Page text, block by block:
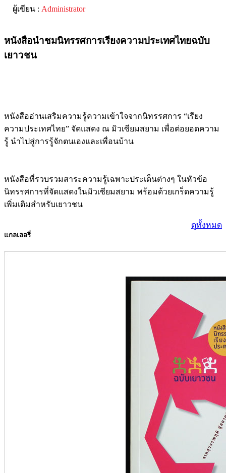
ผู้เขียน : Administrator
หนังสือนำชมนิทรรศการเรียงความประเทศไทยฉบับ
เยาวชน
หนังสืออ่านเสริมความรู้ความเข้าใจจากนิทรรศการ “เรียง
ความประเทศไทย” จัดแสดง ณ มิวเซียมสยาม เพื่อต่อยอดความ
รู้ นำไปสู่การรู้จักตนเองและเพื่อนบ้าน
หนังสือที่รวบรวมสาระความรู้เฉพาะประเด็นต่างๆ ในหัวข้อ
นิทรรศการที่จัดแสดงในมิวเซียมสยาม พร้อมด้วยเกร็ดความรู้
เพิ่มเติมสำหรับเยาวชน
แกลเลอรี่
ดูทั้งหมด